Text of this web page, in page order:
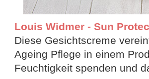
Louis Widmer - Sun
Diese Gesichtscreme
Ageing Pflege in einem
Feuchtigkeit spenden und